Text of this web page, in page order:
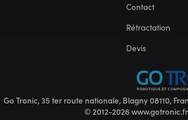
Contact
Rétractation
Devis
Go Tronic, 35 ter route nationale, Blagny 08110,
© 2012-2026